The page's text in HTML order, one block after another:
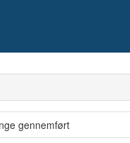
gennemført